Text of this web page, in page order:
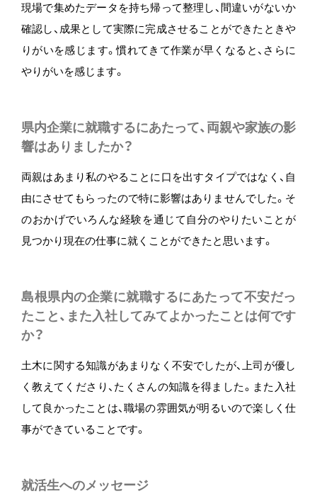
現場で集めたデータを持ち帰って整理し、間違いがないか
確認し、成果として実際に完成させることができたときや
りがいを感じます。慣れてきて作業が早くなると、さらに
やりがいを感じます。
県内企業に就職するにあたって、両親や家族の影
響はありましたか？
両親はあまり私のやることに口を出すタイプではなく、自
由にさせてもらったので特に影響はありませんでした。そ
のおかげでいろんな経験を通じて自分のやりたいことが
見つかり現在の仕事に就くことができたと思います。
島根県内の企業に就職するにあたって不安だっ
たこと、また入社してみてよかったことは何です
か？
土木に関する知識があまりなく不安でしたが、上司が優し
く教えてくださり、たくさんの知識を得ました。また入社
して良かったことは、職場の雰囲気が明るいので楽しく仕
事ができていることです。
就活生へのメッセージ